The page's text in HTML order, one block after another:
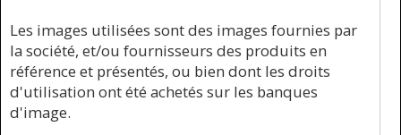
Les images utilisées sont des images fournies par
la société, et/ou fournisseurs des produits en
référence et présentés, ou bien dont les droits
d'utilisation ont été achetés sur les banques
d'image.